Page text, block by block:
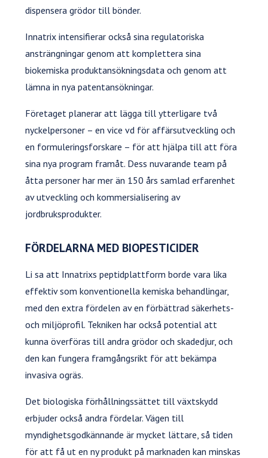
dispensera grödor till bönder.
Innatrix intensifierar också sina regulatoriska
ansträngningar genom att komplettera sina
biokemiska produktansökningsdata och genom att
lämna in nya patentansökningar.
Företaget planerar att lägga till ytterligare två
nyckelpersoner – en vice vd för affärsutveckling och
en formuleringsforskare – för att hjälpa till att föra
sina nya program framåt. Dess nuvarande team på
åtta personer har mer än 150 års samlad erfarenhet
av utveckling och kommersialisering av
jordbruksprodukter.
FÖRDELARNA MED BIOPESTICIDER
Li sa att Innatrixs peptidplattform borde vara lika
effektiv som konventionella kemiska behandlingar,
med den extra fördelen av en förbättrad säkerhets-
och miljöprofil. Tekniken har också potential att
kunna överföras till andra grödor och skadedjur, och
den kan fungera framgångsrikt för att bekämpa
invasiva ogräs.
Det biologiska förhållningssättet till växtskydd
erbjuder också andra fördelar. Vägen till
myndighetsgodkännande är mycket lättare, så tiden
för att få ut en ny produkt på marknaden kan minskas